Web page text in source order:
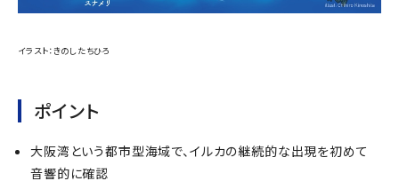
イラスト：きのしたちひろ
ポイント
大阪湾という都市型海域で、イルカの継続的な出現を初めて
音響的に確認